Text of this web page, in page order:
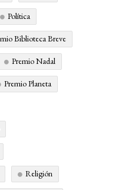
Política
Biblioteca Breve
Premio Nadal
Premio Planeta
Religión